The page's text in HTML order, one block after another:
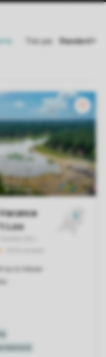
Trier par: